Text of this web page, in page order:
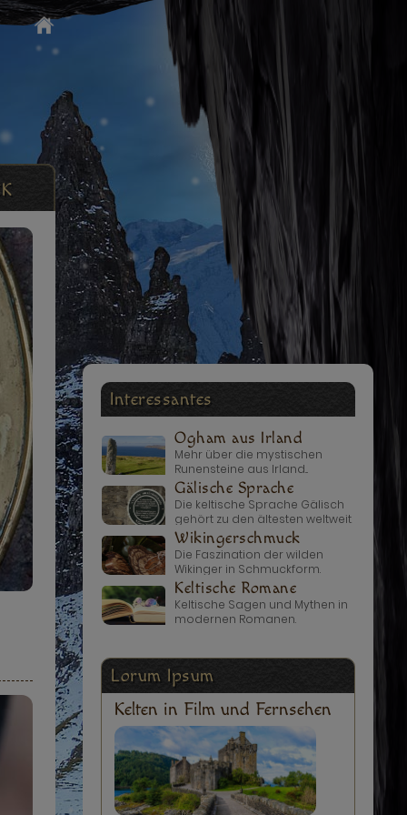
Interessantes
Ogham aus Irland
Mehr über die mystischen
Runensteine aus Irland...
Gälische Sprache
Die keltische Sprache Gälisch
gehört zu den ältesten weltweit.
Wikingerschmuck
Die Faszination der wilden
Wikinger in Schmuckform.
Keltische Romane
Keltische Sagen und Mythen in
modernen Romanen.
Lorum Ipsum
Kelten in Film und Fernsehen